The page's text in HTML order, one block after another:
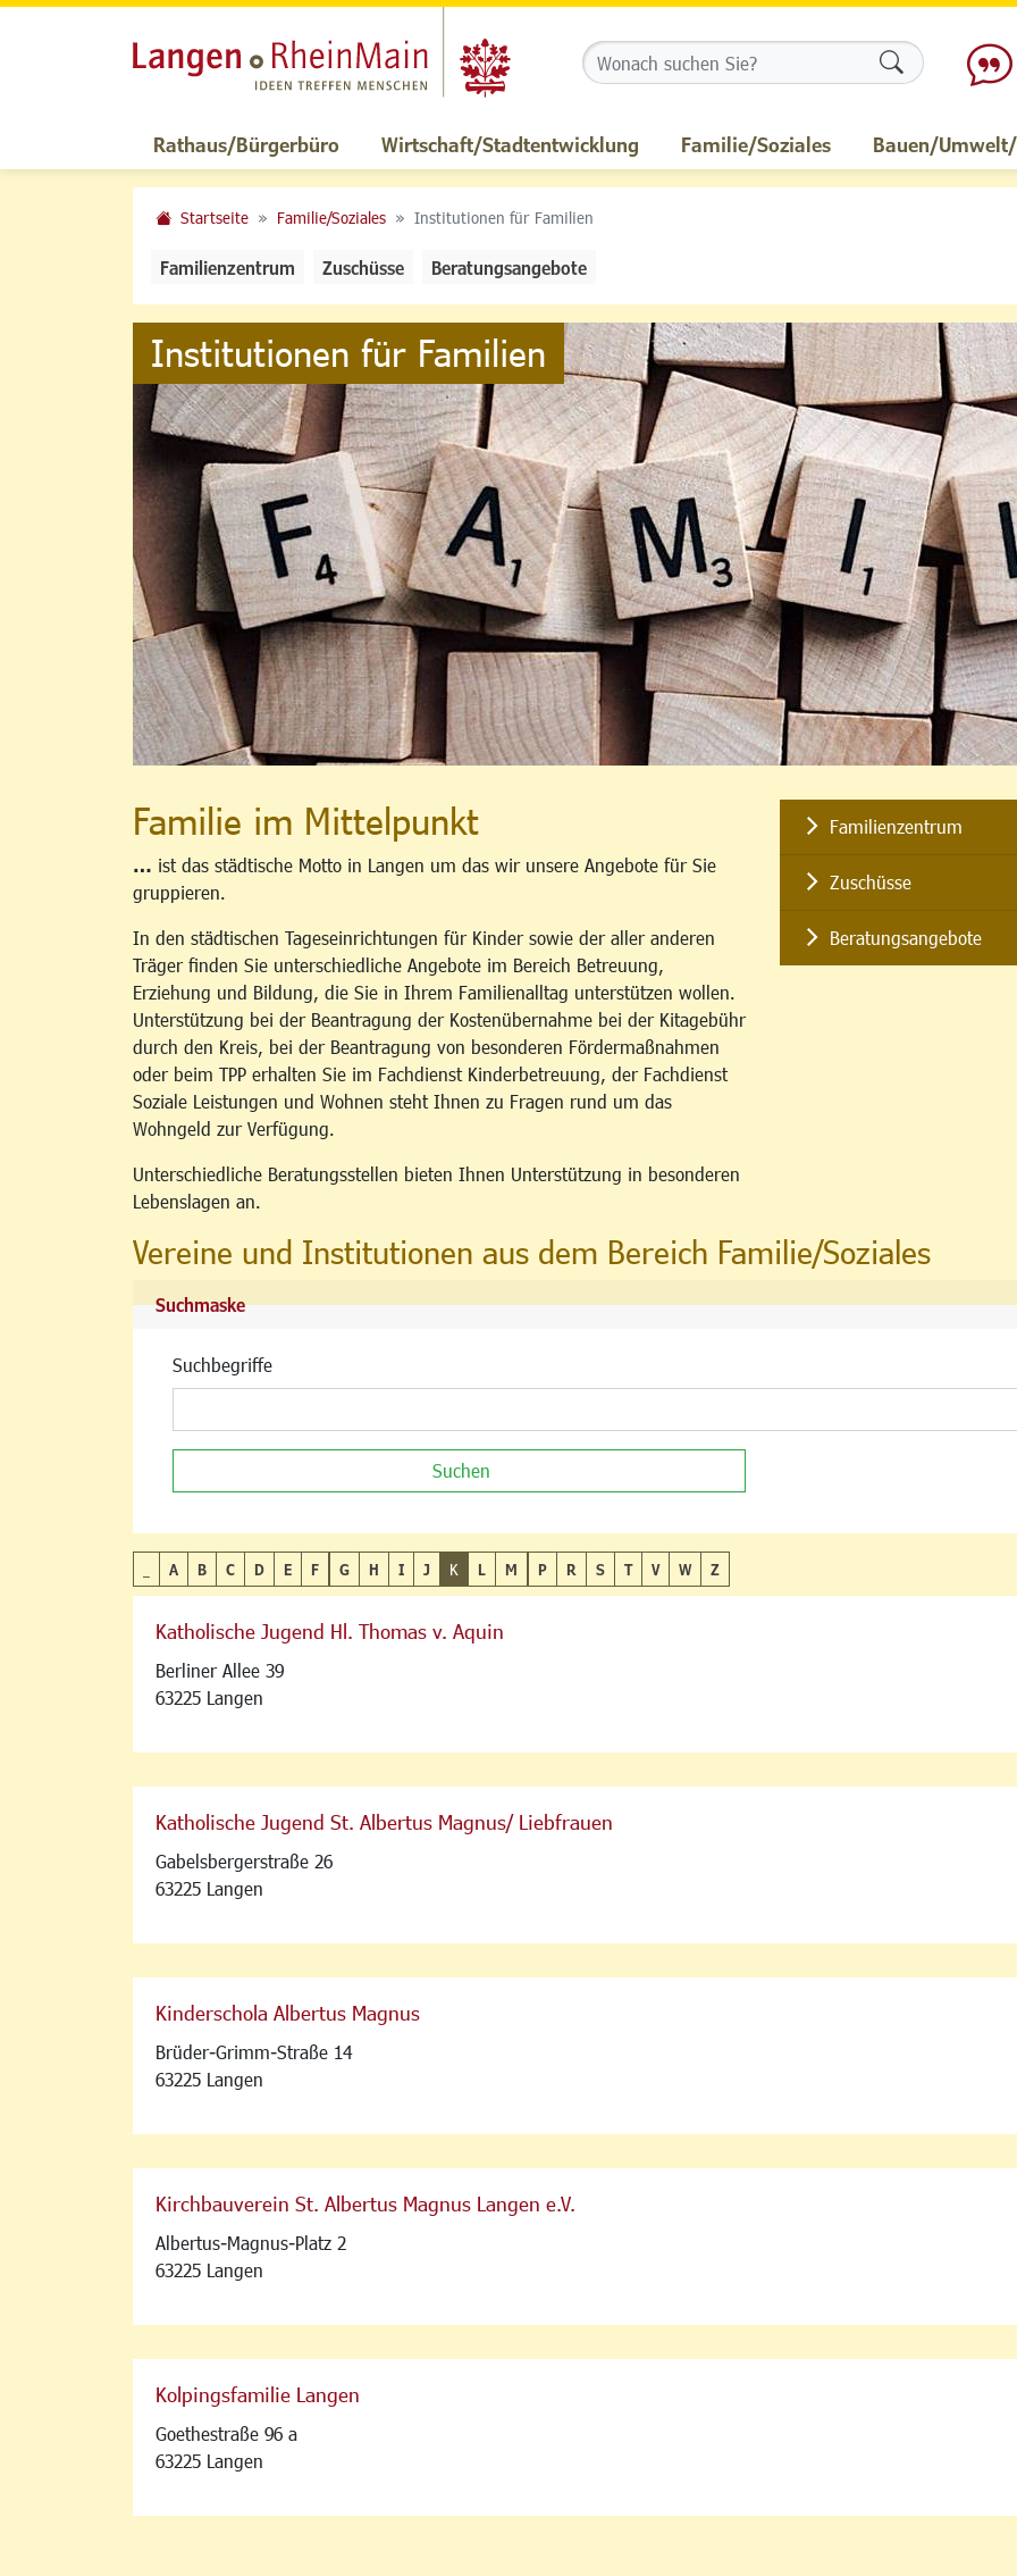
Rathaus/Bürgerbüro Wirtschaft/Stadtentwicklung Familie/Soziales Bauen/
Startseite Familie/Soziales Institutionen für Familien
Familienzentrum Zuschüsse Beratungsangebote
Institutionen für Familien
Familie im Mittelpunkt
… ist das städtische Motto in Langen um das wir unsere Angebote für Sie
gruppieren.
In den städtischen Tageseinrichtungen für Kinder sowie der aller anderen
Träger finden Sie unterschiedliche Angebote im Bereich Betreuung,
Erziehung und Bildung, die Sie in Ihrem Familienalltag unterstützen wollen.
Unterstützung bei der Beantragung der Kostenübernahme bei der Kitagebühr
durch den Kreis, bei der Beantragung von besonderen Fördermaßnahmen
oder beim TPP erhalten Sie im Fachdienst Kinderbetreuung, der Fachdienst
Soziale Leistungen und Wohnen steht Ihnen zu Fragen rund um das
Wohngeld zur Verfügung.
Unterschiedliche Beratungsstellen bieten Ihnen Unterstützung in besonderen
Lebenslagen an.
Familienzentrum
Zuschüsse
Beratungsangebote
Vereine und Institutionen aus dem Bereich Familie/Soziales
Suchmaske
Suchbegriffe
Suchen
A B C D E F G H I J K L M P R S T V W Z
Katholische Jugend Hl. Thomas v. Aquin
Berliner Allee 39
63225 Langen
Katholische Jugend St. Albertus Magnus/ Liebfrauen
Gabelsbergerstraße 26
63225 Langen
Kinderschola Albertus Magnus
Brüder-Grimm-Straße 14
63225 Langen
Kirchbauverein St. Albertus Magnus Langen e.V.
Albertus-Magnus-Platz 2
63225 Langen
Kolpingsfamilie Langen
Goethestraße 96 a
63225 Langen